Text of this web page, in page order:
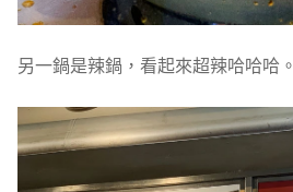
另一鍋是辣鍋，看起來超辣哈哈哈。